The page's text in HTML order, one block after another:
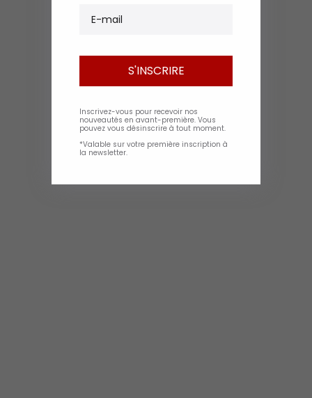
S'INSCRIRE
Inscrivez-vous pour recevoir nos
nouveautés en avant-première. Vous
pouvez vous désinscrire à tout moment.
*Valable sur votre première inscription à
la newsletter.